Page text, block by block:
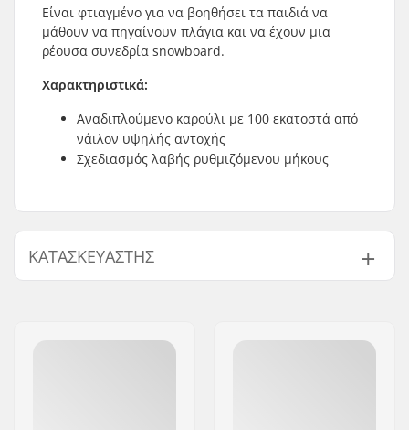
Είναι φτιαγμένο για να βοηθήσει τα παιδιά να
μάθουν να πηγαίνουν πλάγια και να έχουν μια
ρέουσα συνεδρία snowboard.
Χαρακτηριστικά:
Αναδιπλούμενο καρούλι με 100 εκατοστά από
νάιλον υψηλής αντοχής
Σχεδιασμός λαβής ρυθμιζόμενου μήκους
ΚΑΤΑΣΚΕΥΑΣΤΉΣ